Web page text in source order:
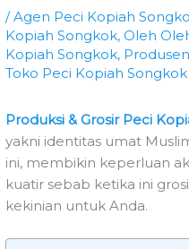
/Agen Peci Kopiah
Kopiah Songkok,Oleh
Kopiah Songkok,
Toko Peci Kopiah Songkok
Produksi & Grosir Peci
yakni identitas umat
ini, membikin keperluan
kuatir sebab ketika ini
kekinian untuk Anda.